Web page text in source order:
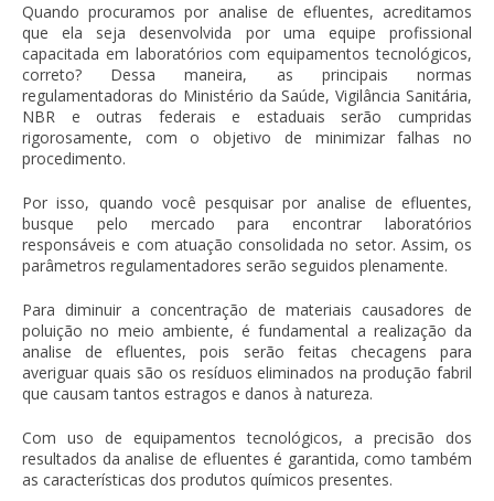
Quando procuramos por analise de efluentes, acreditamos
que ela seja desenvolvida por uma equipe profissional
capacitada em laboratórios com equipamentos tecnológicos,
correto? Dessa maneira, as principais normas
regulamentadoras do Ministério da Saúde, Vigilância Sanitária,
NBR e outras federais e estaduais serão cumpridas
rigorosamente, com o objetivo de minimizar falhas no
procedimento.
Por isso, quando você pesquisar por analise de efluentes,
busque pelo mercado para encontrar laboratórios
responsáveis e com atuação consolidada no setor. Assim, os
parâmetros regulamentadores serão seguidos plenamente.
Para diminuir a concentração de materiais causadores de
poluição no meio ambiente, é fundamental a realização da
analise de efluentes, pois serão feitas checagens para
averiguar quais são os resíduos eliminados na produção fabril
que causam tantos estragos e danos à natureza.
Com uso de equipamentos tecnológicos, a precisão dos
resultados daanalise de efluentes é garantida, como também
as características dos produtos químicos presentes.